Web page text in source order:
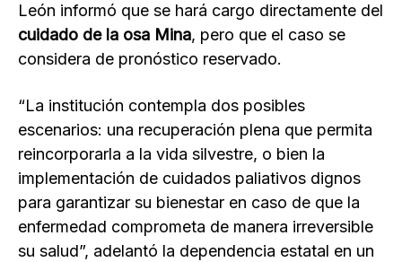
León informó que se hará cargo directamente del
cuidado de la osa Mina, pero que el caso se
considera de pronóstico reservado.
“La institución contempla dos posibles
escenarios: una recuperación plena que permita
reincorporarla a la vida silvestre, o bien la
implementación de cuidados paliativos dignos
para garantizar su bienestar en caso de que la
enfermedad comprometa de manera irreversible
su salud”, adelantó la dependencia estatal en un